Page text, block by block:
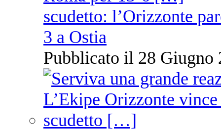
scudetto: l’Orizzonte
3 a Ostia
Pubblicato il 28 Giugno